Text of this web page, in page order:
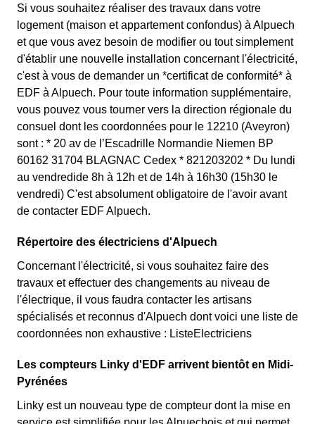
France et est disponible pour les Alpuechois éligibles.
💡🏠
Si vous souhaitez réaliser des travaux dans votre
logement (maison et appartement confondus) à Alpuech
et que vous avez besoin de modifier ou tout simplement
d'établir une nouvelle installation concernant l'électricité,
c'est à vous de demander un *certificat de conformité* à
EDF à Alpuech. Pour toute information supplémentaire,
vous pouvez vous tourner vers la direction régionale du
consuel dont les coordonnées pour le 12210 (Aveyron)
sont : * 20 av de l’Escadrille Normandie Niemen BP
60162 31704 BLAGNAC Cedex * 821203202 * Du lundi
au vendredide 8h à 12h et de 14h à 16h30 (15h30 le
vendredi) C'est absolument obligatoire de l'avoir avant
de contacter EDF Alpuech.
Répertoire des électriciens d'Alpuech
Concernant l'électricité, si vous souhaitez faire des
travaux et effectuer des changements au niveau de
l'électrique, il vous faudra contacter les artisans
spécialisés et reconnus d'Alpuech dont voici une liste de
coordonnées non exhaustive : ListeElectriciens
Les compteurs Linky d'EDF arrivent bientôt en Midi-
Pyrénées
Linky est un nouveau type de compteur dont la mise en